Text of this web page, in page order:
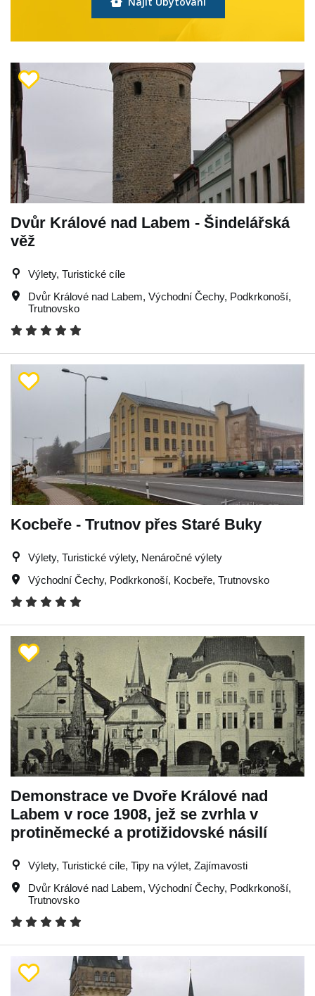
Dvůr Králové nad Labem - Šindelářská
věž
Výlety, Turistické cíle
Dvůr Králové nad Labem, Východní Čechy, Podkrkonoší,
Trutnovsko
Kocbeře - Trutnov přes Staré Buky
Výlety, Turistické výlety, Nenáročné výlety
Východní Čechy, Podkrkonoší, Kocbeře, Trutnovsko
Demonstrace ve Dvoře Králové nad
Labem v roce 1908, jež se zvrhla v
protiněmecké a protižidovské násilí
Výlety, Turistické cíle, Tipy na výlet, Zajímavosti
Dvůr Králové nad Labem, Východní Čechy, Podkrkonoší,
Trutnovsko